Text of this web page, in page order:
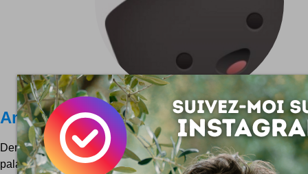
Amazing Marvin, le coach ultime ?
Demain, c'est le moment où tout est à faire. Car de nos
palanquées de trucs qu'on remet à demain ... Marvin peut